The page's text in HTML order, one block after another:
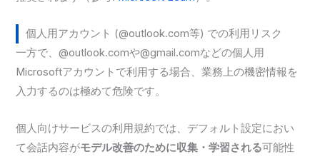
個人用アカウント (@outlook.com等) での利用リスク
一方で、@outlook.comや@gmail.comなどの個人用
Microsoftアカウントで利用する場合、業務上の機密情報を
入力するのは極めて危険です。
個人向けサービスの利用規約では、デフォルト設定におい
て会話内容がモデル改善のために収集・学習される可能性